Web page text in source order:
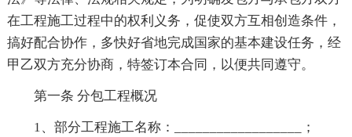
在工程施工过程中的权利义务，促使双方互相创造条件，
搞好配合协作，多快好省地完成国家的基本建设任务，经
甲乙双方充分协商，特签订本合同，以便共同遵守。
第一条 分包工程概况
1、部分工程施工名称：__________________；